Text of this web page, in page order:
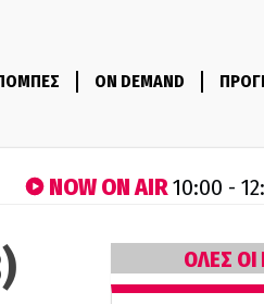
ON DEMAND
NOW ON AIR10:00 -
ΟΛΕΣ